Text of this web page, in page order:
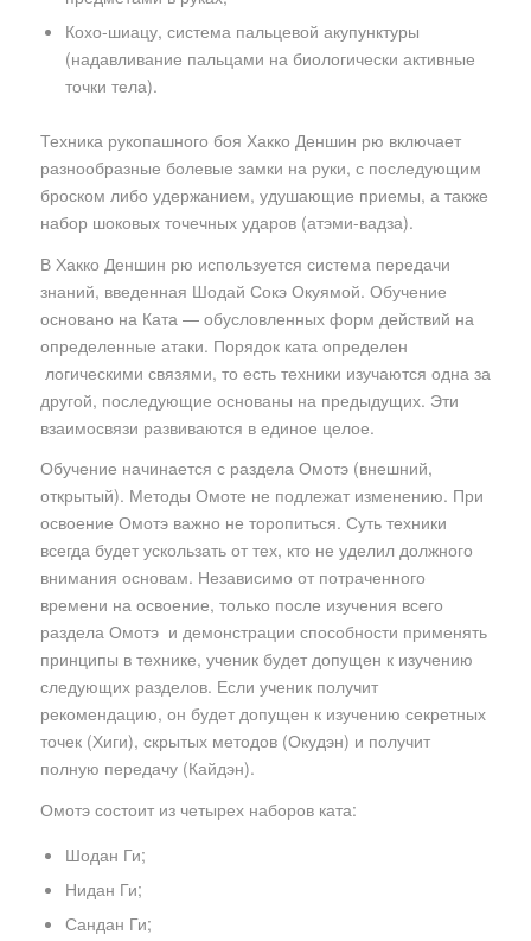
Кохо-шиацу, система пальцевой акупунктуры
(надавливание пальцами на биологически активные
точки тела).
Техника рукопашного боя Хакко Деншин рю включает
разнообразные болевые замки на руки, с последующим
броском либо удержанием, удушающие приемы, а также
набор шоковых точечных ударов (атэми-вадза).
В Хакко Деншин рю используется система передачи
знаний, введенная Шодай Сокэ Окуямой. Обучение
основано на Ката — обусловленных форм действий на
определенные атаки. Порядок ката определен
логическими связями, то есть техники изучаются одна за
другой, последующие основаны на предыдущих. Эти
взаимосвязи развиваются в единое целое.
Обучение начинается с раздела Омотэ (внешний,
открытый). Методы Омоте не подлежат изменению. При
освоение Омотэ важно не торопиться. Суть техники
всегда будет ускользать от тех, кто не уделил должного
внимания основам. Независимо от потраченного
времени на освоение, только после изучения всего
раздела Омотэ и демонстрации способности применять
принципы в технике, ученик будет допущен к изучению
следующих разделов. Если ученик получит
рекомендацию, он будет допущен к изучению секретных
точек (Хиги), скрытых методов (Окудэн) и получит
полную передачу (Кайдэн).
Омотэ состоит из четырех наборов ката:
Шодан Ги;
Нидан Ги;
Сандан Ги;